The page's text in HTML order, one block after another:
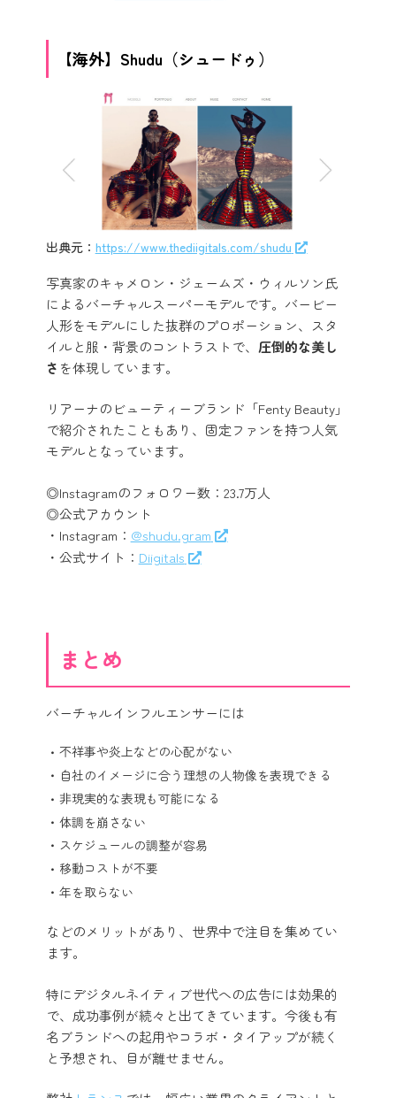
【海外】Shudu（シュードゥ）
出典元： https://www.thediigitals.com/shudu
写真家のキャメロン・ジェームズ・ウィルソン氏
によるバーチャルスーパーモデルです。バービー
人形をモデルにした抜群のプロポーション、スタ
イルと服・背景のコントラストで、 圧倒的な美し
さ を体現しています。
リアーナのビューティーブランド「Fenty Beauty」
で紹介されたこともあり、固定ファンを持つ人気
モデルとなっています。
◎Instagramのフォロワー数：23.7万人
◎公式アカウント
・Instagram： @shudu.gram
・公式サイト： Diigitals
まとめ
バーチャルインフルエンサーには
不祥事や炎上などの心配がない
自社のイメージに合う理想の人物像を表現できる
非現実的な表現も可能になる
体調を崩さない
スケジュールの調整が容易
移動コストが不要
年を取らない
などのメリットがあり、世界中で注目を集めてい
ます。
特にデジタルネイティブ世代への広告には効果的
で、成功事例が続々と出てきています。今後も有
名ブランドへの起用やコラボ・タイアップが続く
と予想され、目が離せません。